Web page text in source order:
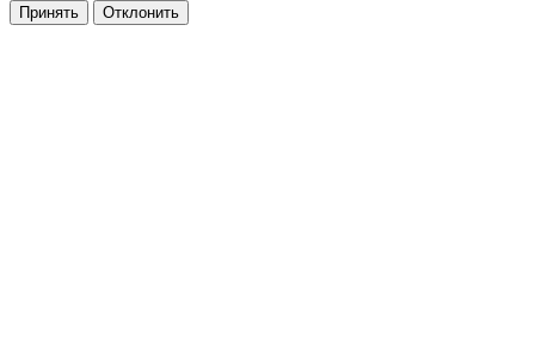
Принять Отклонить